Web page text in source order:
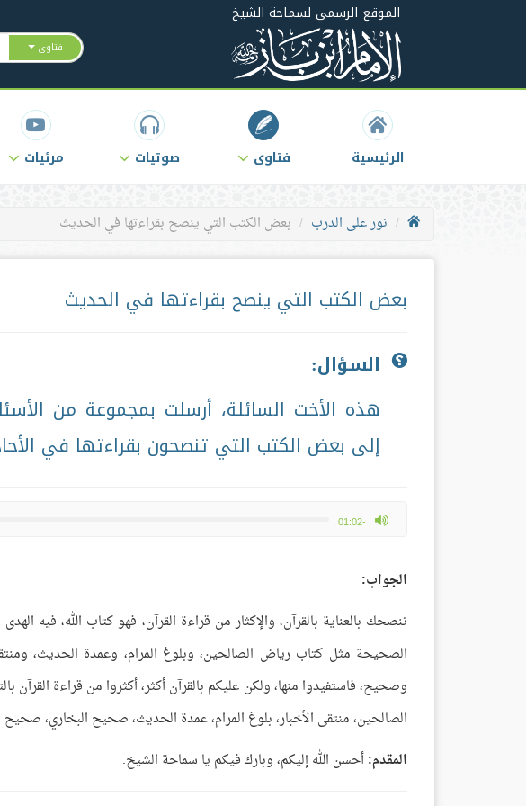
الموقع الرسمي لسماحة الشيخ
فتاوى
الرئيسية فتاوى صوتيات مرئيات
نور على الدرب بعض الكتب التي ينصح بقراءتها في الحديث
بعض الكتب التي ينصح بقراءتها في الحديث
السؤال:
هذه الأخت السائلة، أرسلت بمجموعة من
إلى بعض الكتب التي تنصحون بقراءتها في
-01:02
max volume
الجواب:
ننصحك بالعناية بالقرآن، والإكثار من قراءة القرآن، فهو كتاب الله، فيه
الصحيحة مثل كتاب رياض الصالحين، وبلوغ المرام، وعمدة الحديث،
وصحيح، فاستفيدوا منها، ولكن عليكم بالقرآن أكثر، أكثروا من قراءة القرآن
الصالحين، منتقى الأخبار، بلوغ المرام، عمدة الحديث، صحيح البخاري،
المقدم:أحسن الله إليكم، وبارك فيكم يا سماحة الشيخ.